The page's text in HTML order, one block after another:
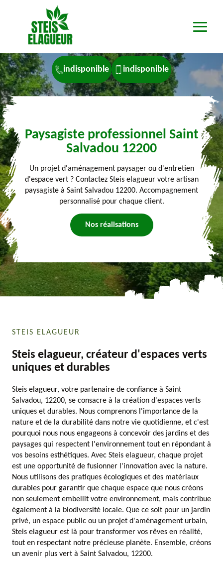
indisponible indisponible
Paysagiste professionnel Saint
Salvadou 12200
Un projet d'aménagement paysager ou d'entretien
d'espace vert ? Contactez Steis elagueur votre artisan
paysagiste à Saint Salvadou 12200. Accompagnement
personnalisé pour chaque client.
Nos réalisations
STEIS ELAGUEUR
Steis elagueur, créateur d'espaces verts
uniques et durables
Steis elagueur, votre partenaire de confiance à Saint
Salvadou, 12200, se consacre à la création d'espaces verts
uniques et durables. Nous comprenons l'importance de la
nature et de la durabilité dans notre vie quotidienne, et c'est
pourquoi nous nous engageons à concevoir des jardins et des
paysages qui respectent l'environnement tout en répondant à
vos besoins esthétiques. Avec Steis elagueur, chaque projet
est une opportunité de fusionner l'innovation avec la nature.
Nous utilisons des pratiques écologiques et des matériaux
durables pour garantir que chaque espace que nous créons
non seulement embellit votre environnement, mais contribue
également à la biodiversité locale. Que ce soit pour un jardin
privé, un espace public ou un projet d'aménagement urbain,
Steis elagueur est là pour transformer vos rêves en réalité,
tout en respectant notre précieuse planète. Ensemble, créons
un avenir plus vert à Saint Salvadou, 12200.